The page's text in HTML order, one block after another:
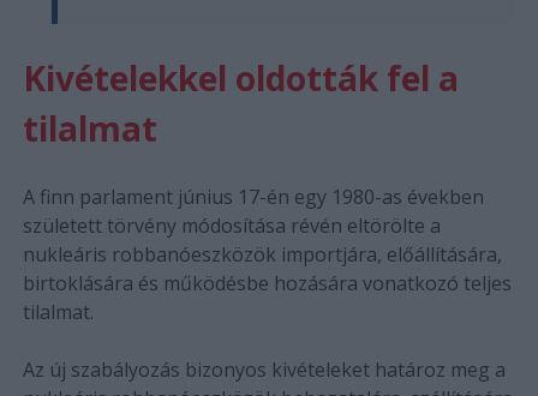
Kivételekkel oldották fel a
tilalmat
A finn parlament június 17-én egy 1980-as években
született törvény módosítása révén eltörölte a
nukleáris robbanóeszközök importjára, előállítására,
birtoklására és működésbe hozására vonatkozó teljes
tilalmat.
Az új szabályozás bizonyos kivételeket határoz meg a